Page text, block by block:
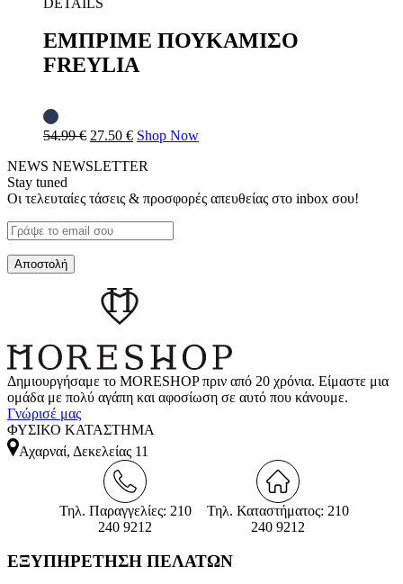
ΕΜΠΡΙΜΕ ΠΟΥΚΑΜΙΣΟ
FREYLIA
54.99€ 27.50 € Shop Now
NEWS NEWSLETTER
Stay tuned
Οι τελευταίες τάσεις & προσφορές απευθείας στο inbox σου!
Δημιουργήσαμε το MORESHOP πριν από 20 χρόνια. Είμαστε μια
ομάδα με πολύ αγάπη και αφοσίωση σε αυτό που κάνουμε.
Γνώρισέ μας
ΦΥΣΙΚΟ ΚΑΤΑΣΤΗΜΑ
Αχαρναί, Δεκελείας 11
Τηλ. Παραγγελίες: 210
240 9212
Τηλ. Καταστήματος: 210
240 9212
ΕΞΥΠΗΡΕΤΗΣΗ ΠΕΛΑΤΩΝ